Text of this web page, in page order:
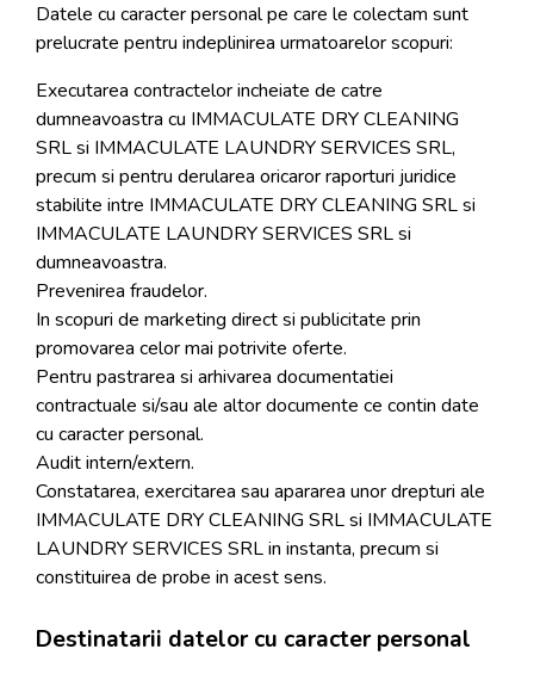
Datele cu caracter personal pe care le colectam sunt
prelucrate pentru indeplinirea urmatoarelor scopuri:
Executarea contractelor incheiate de catre
dumneavoastra cu IMMACULATE DRY CLEANING
SRL si IMMACULATE LAUNDRY SERVICES SRL,
precum si pentru derularea oricaror raporturi juridice
stabilite intre IMMACULATE DRY CLEANING SRL si
IMMACULATE LAUNDRY SERVICES SRL si
dumneavoastra.
Prevenirea fraudelor.
In scopuri de marketing direct si publicitate prin
promovarea celor mai potrivite oferte.
Pentru pastrarea si arhivarea documentatiei
contractuale si/sau ale altor documente ce contin date
cu caracter personal.
Audit intern/extern.
Constatarea, exercitarea sau apararea unor drepturi ale
IMMACULATE DRY CLEANING SRL si IMMACULATE
LAUNDRY SERVICES SRL in instanta, precum si
constituirea de probe in acest sens.
Destinatarii datelor cu caracter personal